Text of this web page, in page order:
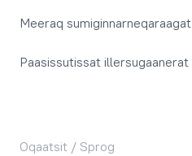
Meeraq sumiginnarneqaraagat
Paasissutissat illersugaanerat
Oqaatsit / Sprog